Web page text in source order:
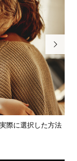
際に選択した方法
